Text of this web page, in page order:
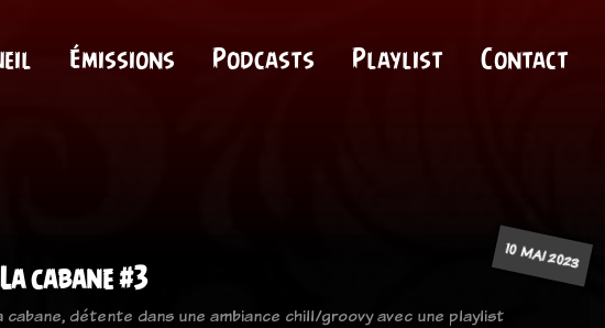
Émissions Podcasts Playlist Contact
10 MAI 2023
La cabane #3
cabane, détente dans une ambiance chill/groovy avec une playlist